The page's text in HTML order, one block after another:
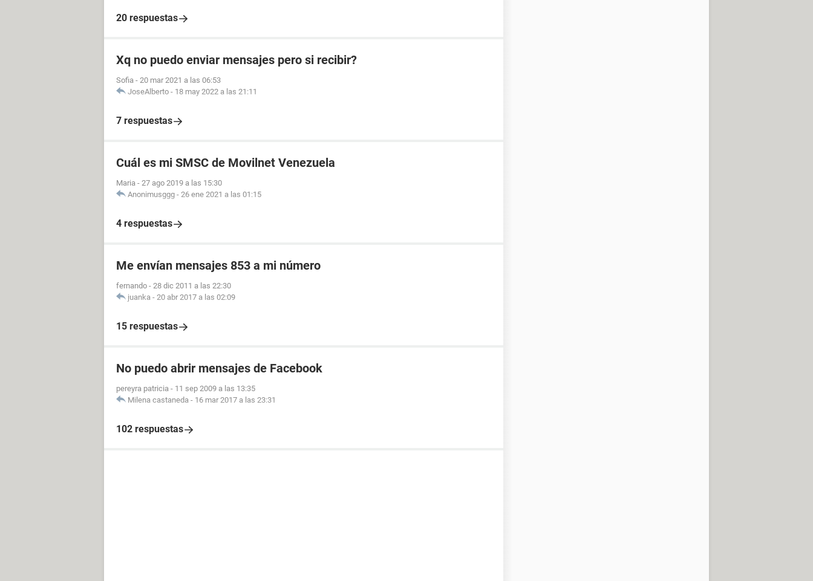
20 respuestas
Xq no puedo enviar mensajes pero si recibir?
Sofia - 20 mar 2021 a las 06:53
JoseAlberto - 18 may 2022 a las 21:11
7 respuestas
Cuál es mi SMSC de Movilnet Venezuela
Maria - 27 ago 2019 a las 15:30
Anonimusggg - 26 ene 2021 a las 01:15
4 respuestas
Me envían mensajes 853 a mi número
fernando - 28 dic 2011 a las 22:30
juanka - 20 abr 2017 a las 02:09
15 respuestas
No puedo abrir mensajes de Facebook
pereyra patricia - 11 sep 2009 a las 13:35
Milena castaneda - 16 mar 2017 a las 23:31
102 respuestas